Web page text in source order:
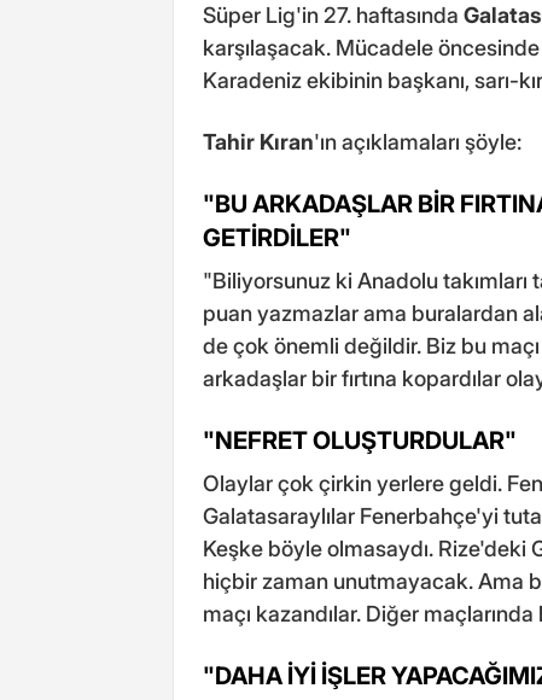
Süper Lig'in 27. haftasında
karşılaşacak. Mücadele
Karadeniz ekibinin başkanı, sarı-
Tahir Kıran'ın açıklamaları şöyle:
"BU ARKADAŞLAR BİR
GETİRDİLER"
"Biliyorsunuz ki Anadolu takımları
puan yazmazlar ama buralardan
de çok önemli değildir. Biz bu
arkadaşlar bir fırtına kopardılar
"NEFRET OLUŞTURDULAR"
Olaylar çok çirkin yerlere geldi.
Galatasaraylılar Fenerbahçe'yi
Keşke böyle olmasaydı. Rize'deki
hiçbir zaman unutmayacak. Ama
maçı kazandılar. Diğer
"DAHA İYİ İŞLER